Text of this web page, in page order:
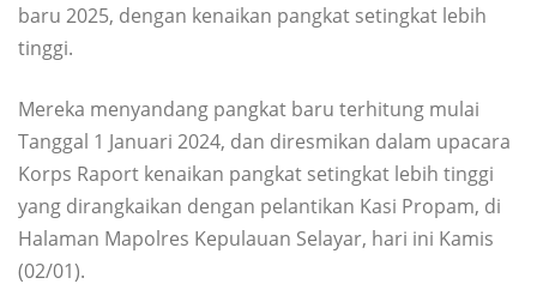
baru 2025, dengan kenaikan pangkat setingkat lebih
tinggi.
Mereka menyandang pangkat baru terhitung mulai
Tanggal 1 Januari 2024, dan diresmikan dalam upacara
Korps Raport kenaikan pangkat setingkat lebih tinggi
yang dirangkaikan dengan pelantikan Kasi Propam, di
Halaman Mapolres Kepulauan Selayar, hari ini Kamis
(02/01).